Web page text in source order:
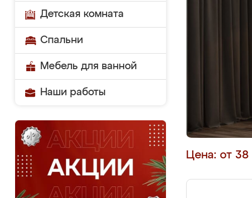
Детская комната
Спальни
Мебель для ванной
Наши работы
Цена: от